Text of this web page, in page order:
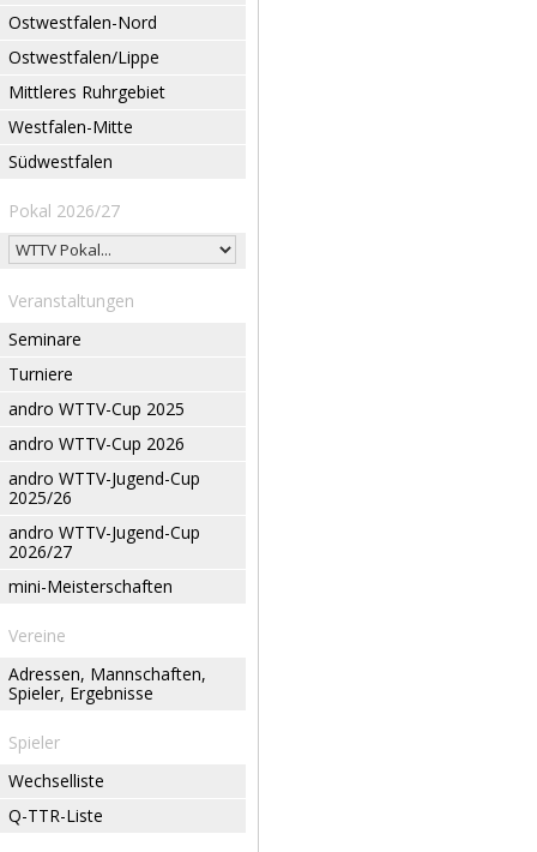
Ostwestfalen-Nord
Ostwestfalen/Lippe
Mittleres Ruhrgebiet
Westfalen-Mitte
Südwestfalen
Pokal 2026/27
Veranstaltungen
Seminare
Turniere
andro WTTV-Cup 2025
andro WTTV-Cup 2026
andro WTTV-Jugend-Cup
2025/26
andro WTTV-Jugend-Cup
2026/27
mini-Meisterschaften
Vereine
Adressen, Mannschaften,
Spieler, Ergebnisse
Spieler
Wechselliste
Q-TTR-Liste